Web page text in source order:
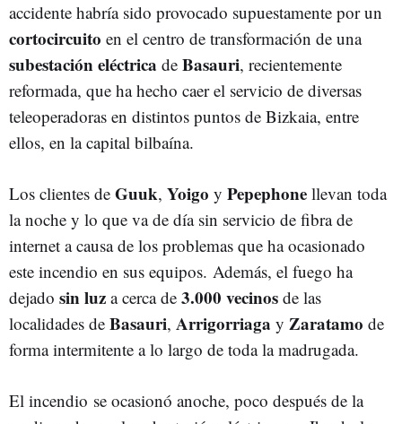
accidente habría sido provocado supuestamente por un
cortocircuito en el centro de transformación de una
subestación eléctrica de Basauri, recientemente
reformada, que ha hecho caer el servicio de diversas
teleoperadoras en distintos puntos de Bizkaia, entre
ellos, en la capital bilbaína.
Los clientes de Guuk, Yoigo y Pepephone llevan toda
la noche y lo que va de día sin servicio de fibra de
internet a causa de los problemas que ha ocasionado
este incendio en sus equipos. Además, el fuego ha
dejado sinluz a cerca de 3.000 vecinos de las
localidades de Basauri, Arrigorriaga y Zaratamo de
forma intermitente a lo largo de toda la madrugada.
El incendio se ocasionó anoche, poco después de la